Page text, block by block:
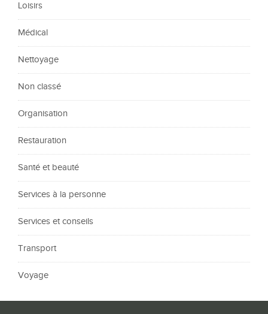
Loisirs
Médical
Nettoyage
Non classé
Organisation
Restauration
Santé et beauté
Services à la personne
Services et conseils
Transport
Voyage